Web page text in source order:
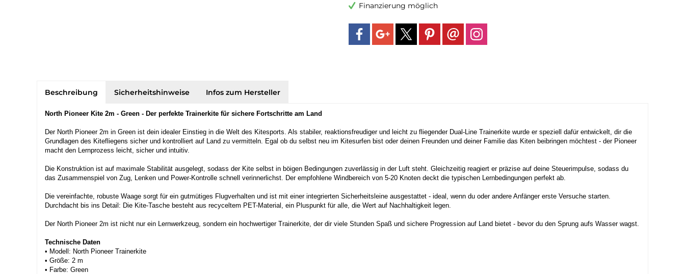
Finanzierung möglich
Beschreibung Sicherheitshinweise Infos zum Hersteller
North Pioneer Kite 2m - Green - Der perfekte Trainerkite für sichere Fortschritte am Land
Der North Pioneer 2m in Green ist dein idealer Einstieg in die Welt des Kitesports. Als stabiler, reaktionsfreudiger und leicht zu fliegender Dual-Line Trainerkite wurde er speziell dafür entwickelt, dir die
Grundlagen des Kitefliegens sicher und kontrolliert auf Land zu vermitteln. Egal ob du selbst neu im Kitesurfen bist oder deinen Freunden und deiner Familie das Kiten beibringen möchtest - der Pioneer
macht den Lernprozess leicht, sicher und intuitiv.
Die Konstruktion ist auf maximale Stabilität ausgelegt, sodass der Kite selbst in böigen Bedingungen zuverlässig in der Luft steht. Gleichzeitig reagiert er präzise auf deine Steuerimpulse, sodass du
das Zusammenspiel von Zug, Lenken und Power-Kontrolle schnell verinnerlichst. Der empfohlene Windbereich von 5-20 Knoten deckt die typischen Lernbedingungen perfekt ab.
Die vereinfachte, robuste Waage sorgt für ein gutmütiges Flugverhalten und ist mit einer integrierten Sicherheitsleine ausgestattet - ideal, wenn du oder andere Anfänger erste Versuche starten.
Durchdacht bis ins Detail: Die Kite-Tasche besteht aus recyceltem PET-Material, ein Pluspunkt für alle, die Wert auf Nachhaltigkeit legen.
Der North Pioneer 2m ist nicht nur ein Lernwerkzeug, sondern ein hochwertiger Trainerkite, der dir viele Stunden Spaß und sichere Progression auf Land bietet - bevor du den Sprung aufs Wasser wagst.
Technische Daten
• Modell: North Pioneer Trainerkite
• Größe: 2 m
• Farbe: Green